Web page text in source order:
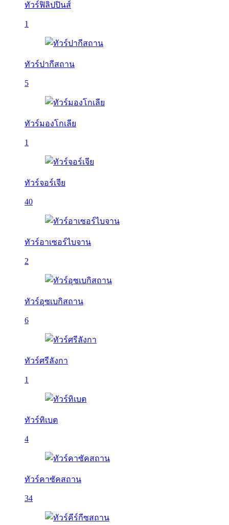
ทัวร์ฟิลิปปินส์
1
ทัวร์ปากีสถาน
5
ทัวร์มองโกเลีย
1
ทัวร์จอร์เจีย
40
ทัวร์อาเซอร์ไบจาน
2
ทัวร์อุซเบกิสถาน
6
ทัวร์ศรีลังกา
1
ทัวร์ทิเบต
4
ทัวร์คาซัคสถาน
34